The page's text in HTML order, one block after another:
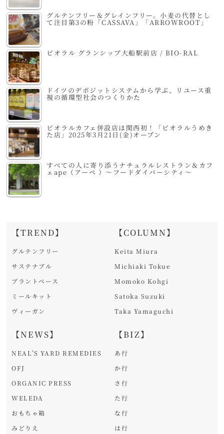
グルテンフリー＆グレインフリー。小麦の代替とし
て注目第3の粉「CASSAVA」「ARROWROOT」
ビオラル グランシップ大船駅前店 / BIO-RAL
ドイツのデポジットシステムから学ぶ、リユース重
視の循環型社会のつくりかた
ビオラルカフェ併設店は関西初！「ビオラルうめき
た店」2025年3月21日(金)オープン
すべての人に寄り添うナチュラルレストラン＆カフ
ェape（アーペ ）～フードダイバーシティ～
【TREND】
グルテンフリー
サステナブル
プラントベース
ミールキット
ヴィーガン
【NEWS】
NEAL'S YARD REMEDIES
OFJ
ORGANIC PRESS
WELEDA
おもちゃ箱
みどりえ
【COLUMN】
Keita Miura
Michiaki Tokue
Momoko Kohgi
Satoka Suzuki
Taka Yamaguchi
【BIZ】
あ行
か行
さ行
た行
な行
は行